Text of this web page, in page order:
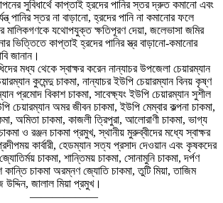
সুবিধার্থে কাপ্তাই হ্রদের পানির স্তর দ্রুত কমানো এবং
পানির স্তর না বাড়ানো, হ্রদের পানি না কমানোর ফলে
মালিকগণকে যথোপযুক্ত ক্ষতিপূরণ দেয়া, জলেভাসা জমির
ভিত্তিতে কাপ্তাই হ্রদের পানির স্ত্র বাড়ানো-কমানোর
জানান।
মধ্য থেকে স্বাক্ষর করেন নান্যাচর উপজেলা চেয়ারম্যান
কুমেন্দু চাকমা, নান্যাচর ইউপি চেয়ারম্যান বিনয় কৃষ্ণ
প্রমোদ বিকাশ চাকমা, সাবেক্ষ্যং ইউপি চেয়ারম্যান সুশীল
চেয়ারম্যান অমর জীবন চাকমা, ইউপি মেম্বার কল্পনা চাকমা,
অমিতা চাকমা, কাজলী ত্রিপুরা, আলোরাণী চাকমা, ভাগ্য
ও রঞ্জন চাকমা প্রমুখ, স্থানীয় মুরুব্বীদের মধ্যে স্বাক্ষর
প্রদীপময় কার্বারী, হেডম্যান সত্য প্রসাদ দেওয়ান এবং কৃষকদের
চাকমা, শান্তিময় চাকমা, সোনামুনি চাকমা, দর্পণ
কান্তি চাকমা অরম্নণ জ্যোতি চাকমা, তুটি মিয়া, তাজিম
উদ্দিন, জালাল মিয়া প্রমুখ।
——————